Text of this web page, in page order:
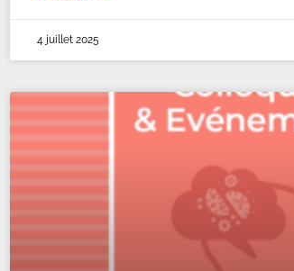
4 juillet 2025